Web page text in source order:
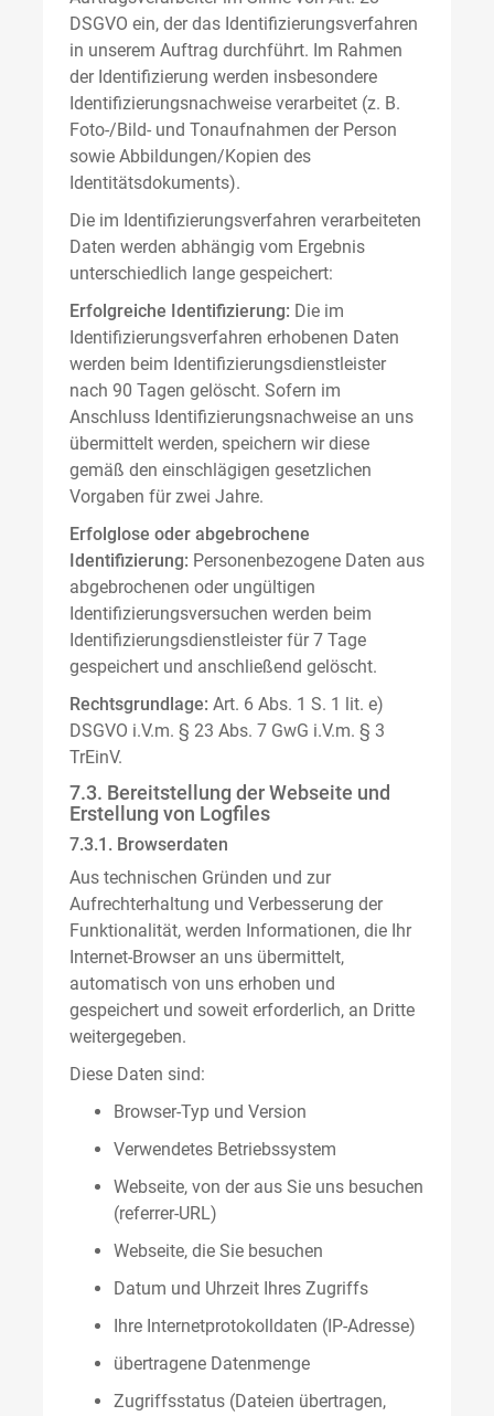
DSGVO ein, der das Identifizierungsverfahren
in unserem Auftrag durchführt. Im Rahmen
der Identifizierung werden insbesondere
Identifizierungsnachweise verarbeitet (z. B.
Foto-/Bild- und Tonaufnahmen der Person
sowie Abbildungen/Kopien des
Identitätsdokuments).
Die im Identifizierungsverfahren verarbeiteten
Daten werden abhängig vom Ergebnis
unterschiedlich lange gespeichert:
Erfolgreiche Identifizierung: Die im
Identifizierungsverfahren erhobenen Daten
werden beim Identifizierungsdienstleister
nach 90 Tagen gelöscht. Sofern im
Anschluss Identifizierungsnachweise an uns
übermittelt werden, speichern wir diese
gemäß den einschlägigen gesetzlichen
Vorgaben für zwei Jahre.
Erfolglose oder abgebrochene
Identifizierung: Personenbezogene Daten aus
abgebrochenen oder ungültigen
Identifizierungsversuchen werden beim
Identifizierungsdienstleister für 7 Tage
gespeichert und anschließend gelöscht.
Rechtsgrundlage: Art. 6 Abs. 1 S. 1 lit. e)
DSGVO i.V.m. § 23 Abs. 7 GwG i.V.m. § 3
TrEinV.
7.3. Bereitstellung der Webseite und
Erstellung von Logfiles
7.3.1. Browserdaten
Aus technischen Gründen und zur
Aufrechterhaltung und Verbesserung der
Funktionalität, werden Informationen, die Ihr
Internet-Browser an uns übermittelt,
automatisch von uns erhoben und
gespeichert und soweit erforderlich, an Dritte
weitergegeben.
Diese Daten sind:
Browser-Typ und Version
Verwendetes Betriebssystem
Webseite, von der aus Sie uns besuchen
(referrer-URL)
Webseite, die Sie besuchen
Datum und Uhrzeit Ihres Zugriffs
Ihre Internetprotokolldaten (IP-Adresse)
übertragene Datenmenge
Zugriffsstatus (Dateien übertragen,